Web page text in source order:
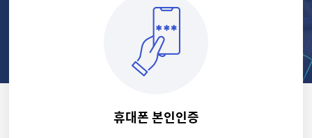
휴대폰 본인인증